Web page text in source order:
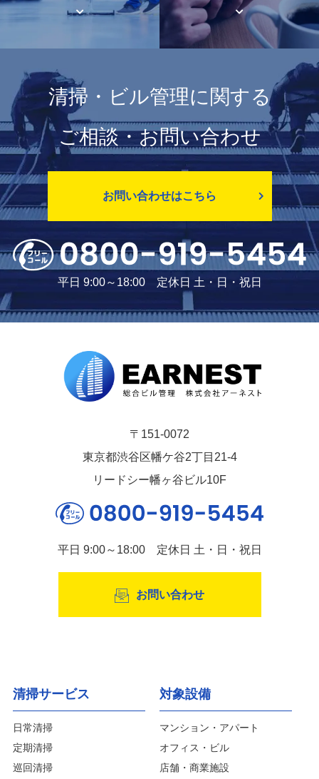
清掃・ビル管理に関する
ご相談・お問い合わせ
お問い合わせはこちら
平日 9:00～18:00 定休日 土・日・祝日
〒151-0072
東京都渋谷区幡ケ谷2丁目21-4
リードシー幡ヶ谷ビル10F
平日 9:00～18:00 定休日 土・日・祝日
お問い合わせ
清掃サービス
日常清掃
定期清掃
巡回清掃
対象設備
マンション・アパート
オフィス・ビル
店舗・商業施設